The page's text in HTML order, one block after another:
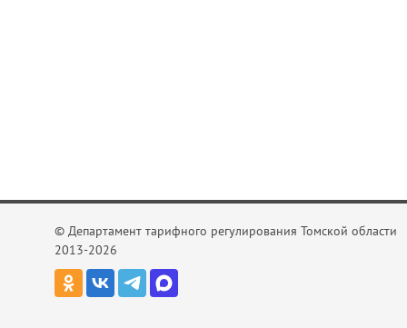
© Департамент тарифного регулирования Томской области
2013-2026